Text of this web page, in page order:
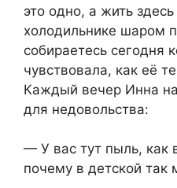
это одно, а жить
холодильнике шаром
собираетесь сегодня
чувствовала, как её
Каждый вечер Инна
для недовольства:
— У вас тут пыль, как
почему в детской так